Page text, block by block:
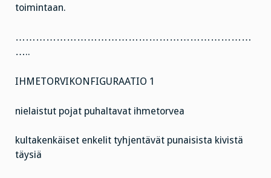
toimintaan.
……………………………………………………………
…..
IHMETORVIKONFIGURAATIO 1
nielaistut pojat puhaltavat ihmetorvea
kultakenkäiset enkelit tyhjentävät punaisista kivistä
täysiä